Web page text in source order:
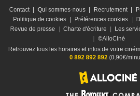
Contact | Qui sommes-nous | Recrutement |
Politique de cookies | Préférences cookies |
Revue de presse
| Charte d'écriture | Les
| ©AlloCiné
Retrouvez tous les horaires et infos de votre
0 892 892 892 (0,90€/